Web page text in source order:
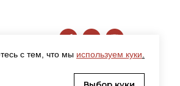
с тем, что мы используем куки.
Выбор куки